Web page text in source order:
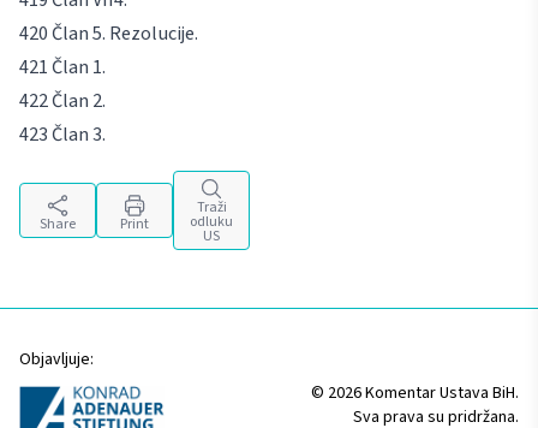
Član 5. Rezolucije.
Član 1.
Član 2.
Član 3.
Share Print
Traži
odluku
US
Objavljuje:
© 2026 Komentar Ustava BiH.
Sva prava su pridržana.